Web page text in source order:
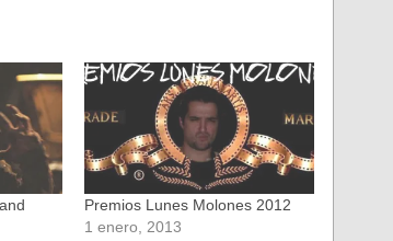
Premios Lunes Molones 2012
1 enero, 2013